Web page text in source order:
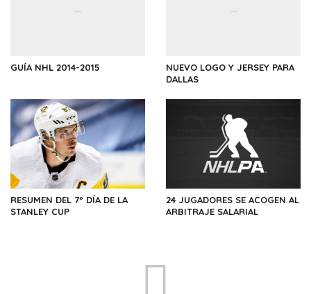
GUÍA NHL 2014-2015
NUEVO LOGO Y JERSEY PARA
DALLAS
RESUMEN DEL 7º DÍA DE LA
STANLEY CUP
24 JUGADORES SE ACOGEN AL
ARBITRAJE SALARIAL